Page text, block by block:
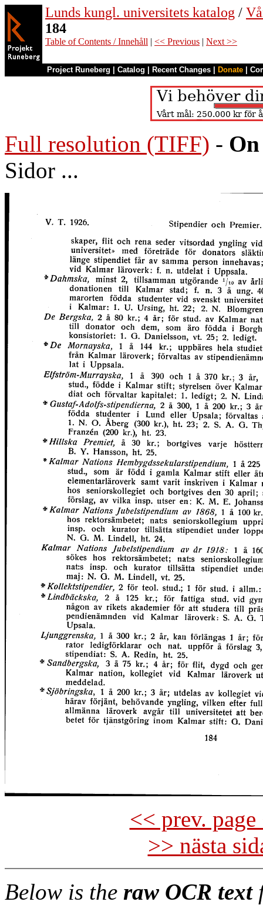
Lunds kungl. universitets katalog /
184
Table of Contents / Innehåll | << Previous | Next >>
Project Runeberg Catalog Recent Changes Donate
Full resolution (TIFF) -
Sidor ...
<< prev.
>> nästa
Below is the raw OCR text